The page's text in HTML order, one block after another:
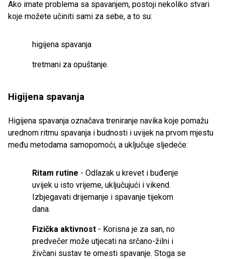
Ako imate problema sa spavanjem, postoji nekoliko stvari
koje možete učiniti sami za sebe, a to su:
higijena spavanja
tretmani za opuštanje.
Higijena spavanja
Higijena spavanja označava treniranje navika koje pomažu
urednom ritmu spavanja i budnosti i uvijek na prvom mjestu
među metodama samopomoći, a uključuje sljedeće:
Ritam rutine - Odlazak u krevet i buđenje
uvijek u isto vrijeme, uključujući i vikend.
Izbjegavati drijemanje i spavanje tijekom
dana.
Fizička aktivnost - Korisna je za san, no
predvečer može utjecati na srčano-žilni i
živčani sustav te omesti spavanje. Stoga se